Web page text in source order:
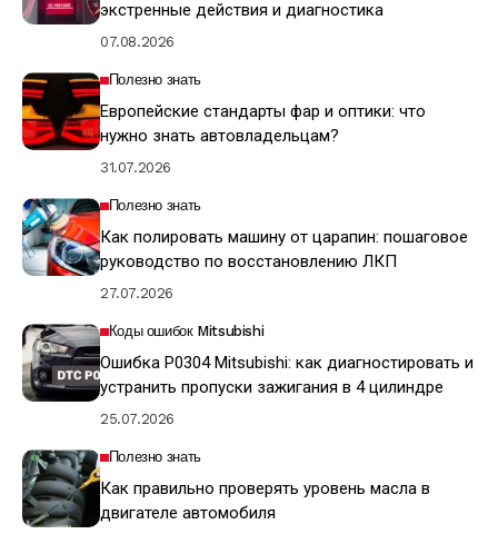
экстренные действия и диагностика
07.08.2026
Полезно знать
Европейские стандарты фар и оптики: что
нужно знать автовладельцам?
31.07.2026
Полезно знать
Как полировать машину от царапин: пошаговое
руководство по восстановлению ЛКП
27.07.2026
Коды ошибок Mitsubishi
Ошибка P0304 Mitsubishi: как диагностировать и
устранить пропуски зажигания в 4 цилиндре
25.07.2026
Полезно знать
Как правильно проверять уровень масла в
двигателе автомобиля